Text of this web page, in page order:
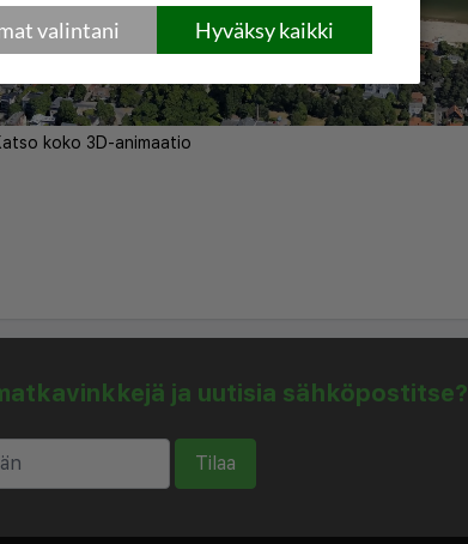
koko 3D-animaatio
ja uutisia sähköpostitse?
Tilaa
Hyväksy kaikki
valintani